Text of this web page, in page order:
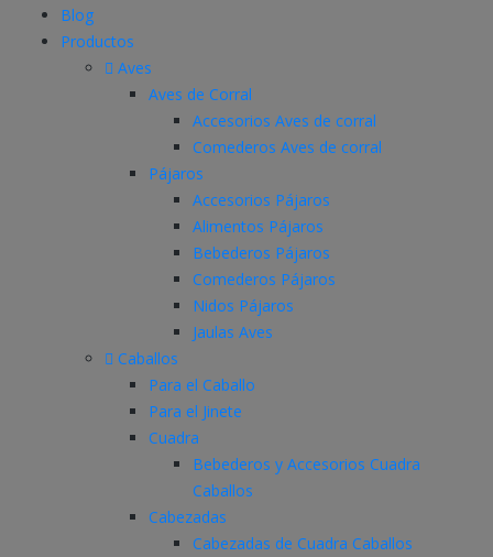
Blog
Productos
Aves
Aves de Corral
Accesorios Aves de corral
Comederos Aves de corral
Pájaros
Accesorios Pájaros
Alimentos Pájaros
Bebederos Pájaros
Comederos Pájaros
Nidos Pájaros
Jaulas Aves
Caballos
Para el Caballo
Para el Jinete
Cuadra
Bebederos y Accesorios Cuadra
Caballos
Cabezadas
Cabezadas de Cuadra Caballos